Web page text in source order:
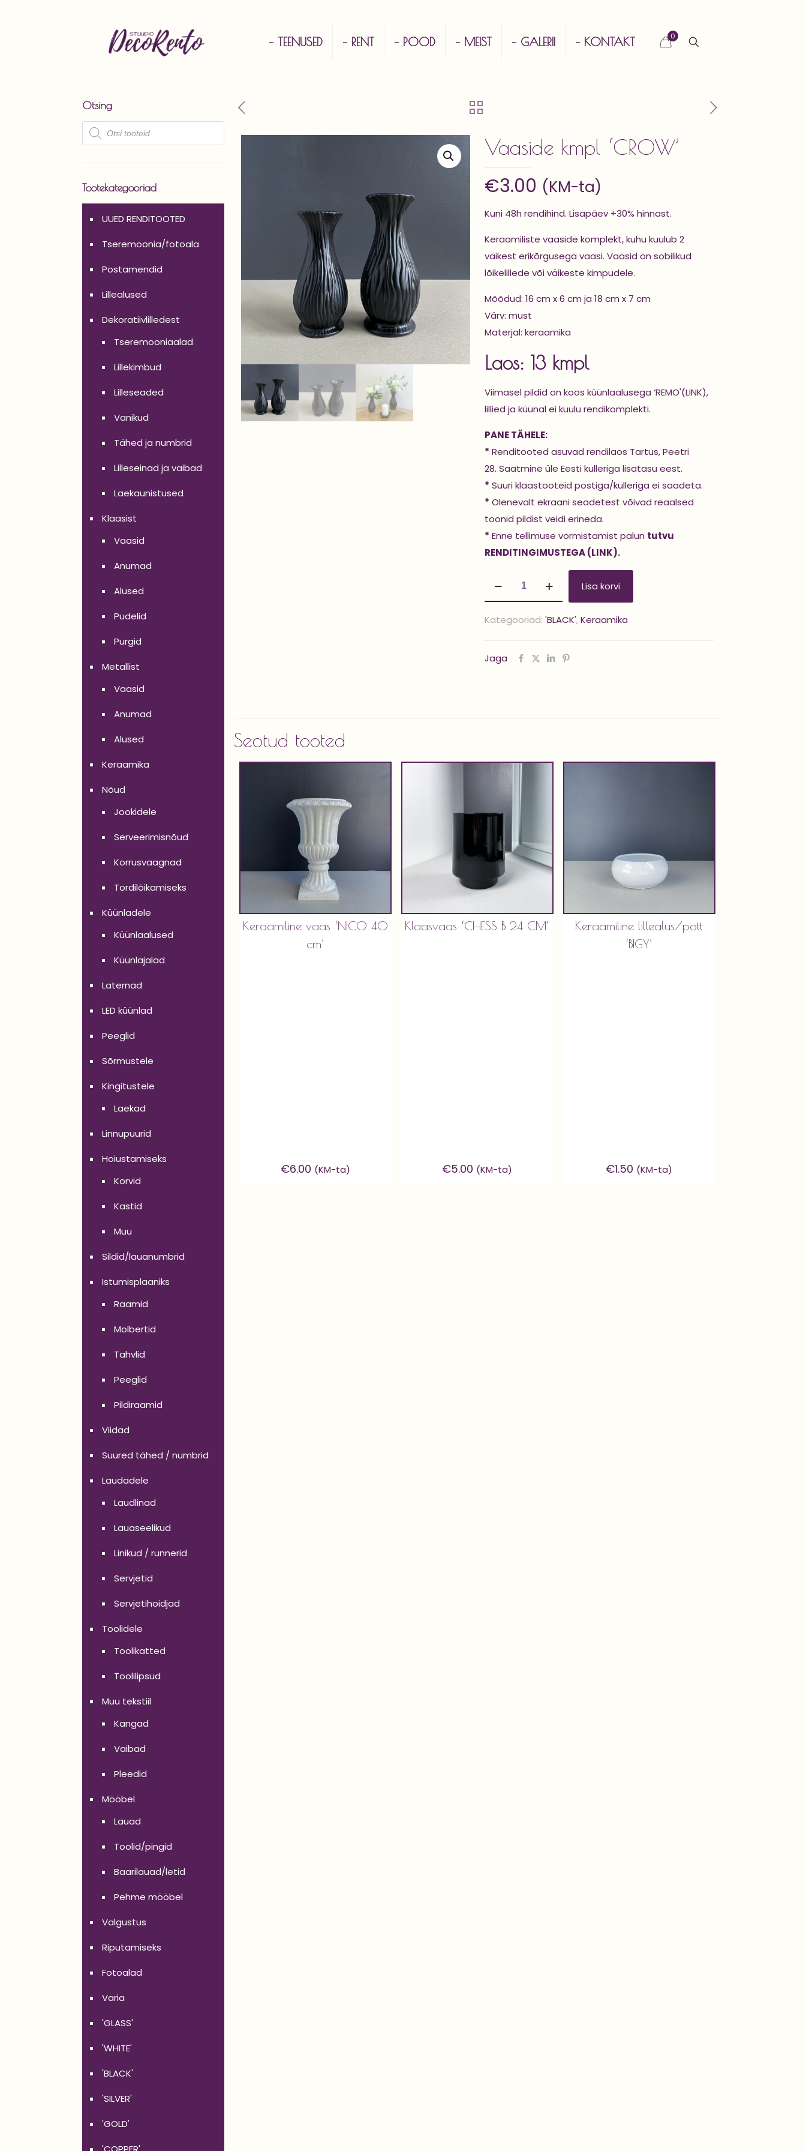
– TEENUSED – RENT – POOD – MEIST – GALERII – KONTAKT 0
Vaaside kmpl ‘CROW’
€3.00 (KM-ta)
Kuni 48h rendihind. Lisapäev +30% hinnast.
Keraamiliste vaaside komplekt, kuhu kuulub 2
väikest erikõrgusega vaasi. Vaasid on sobilikud
lõikelillede või väikeste kimpudele.
Mõõdud: 16 cm x 6 cm ja 18 cm x 7 cm
Värv: must
Materjal: keraamika
Laos: 13 kmpl
Viimasel pildid on koos küünlaalusega‘REMO'(LINK),
lillied ja küünal ei kuulu rendikomplekti.
PANE TÄHELE:
* Renditooted asuvad rendilaos Tartus, Peetri
28. Saatmine üle Eesti kulleriga lisatasu eest.
* Suuri klaastooteid postiga/kulleriga ei saadeta.
* Olenevalt ekraani seadetest võivad reaalsed
toonid pildist veidi erineda.
* Enne tellimuse vormistamist palun tutvu
RENDITINGIMUSTEGA (LINK).
kogus
Lisa korvi
Kategooriad:'BLACK',Keraamika
Jaga
Seotud tooted
Keraamiline vaas ‘NICO 40
cm’
€6.00 (KM-ta)
Klaasvaas ‘CHESS B 24 CM’
€5.00 (KM-ta)
Keraamiline lillealus/pott
‘BIGY’
€1.50 (KM-ta)
Otsing
Products
search
Tootekategooriad
UUED RENDITOOTED
Tseremoonia/fotoala
Postamendid
Lillealused
Dekoratiivlilledest
Tseremooniaalad
Lillekimbud
Lilleseaded
Vanikud
Tähed ja numbrid
Lilleseinad ja vaibad
Laekaunistused
Klaasist
Vaasid
Anumad
Alused
Pudelid
Purgid
Metallist
Vaasid
Anumad
Alused
Keraamika
Nõud
Jookidele
Serveerimisnõud
Korrusvaagnad
Tordilõikamiseks
Küünladele
Küünlaalused
Küünlajalad
Laternad
LED küünlad
Peeglid
Sõrmustele
Kingitustele
Laekad
Linnupuurid
Hoiustamiseks
Korvid
Kastid
Muu
Sildid/lauanumbrid
Istumisplaaniks
Raamid
Molbertid
Tahvlid
Peeglid
Pildiraamid
Viidad
Suured tähed / numbrid
Laudadele
Laudlinad
Lauaseelikud
Linikud / runnerid
Servjetid
Servjetihoidjad
Toolidele
Toolikatted
Toolilipsud
Muu tekstiil
Kangad
Vaibad
Pleedid
Mööbel
Lauad
Toolid/pingid
Baarilauad/letid
Pehme mööbel
Valgustus
Riputamiseks
Fotoalad
Varia
'GLASS'
'WHITE'
'BLACK'
'SILVER'
'GOLD'